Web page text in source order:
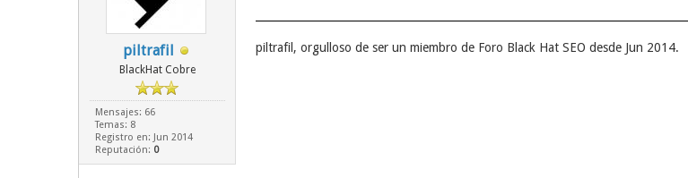
piltrafil
BlackHat Cobre
Mensajes: 66
Temas: 8
Registro en: Jun 2014
Reputación: 0
piltrafil, orgulloso de ser un miembro de Foro Black Hat SEO desde Jun 2014.